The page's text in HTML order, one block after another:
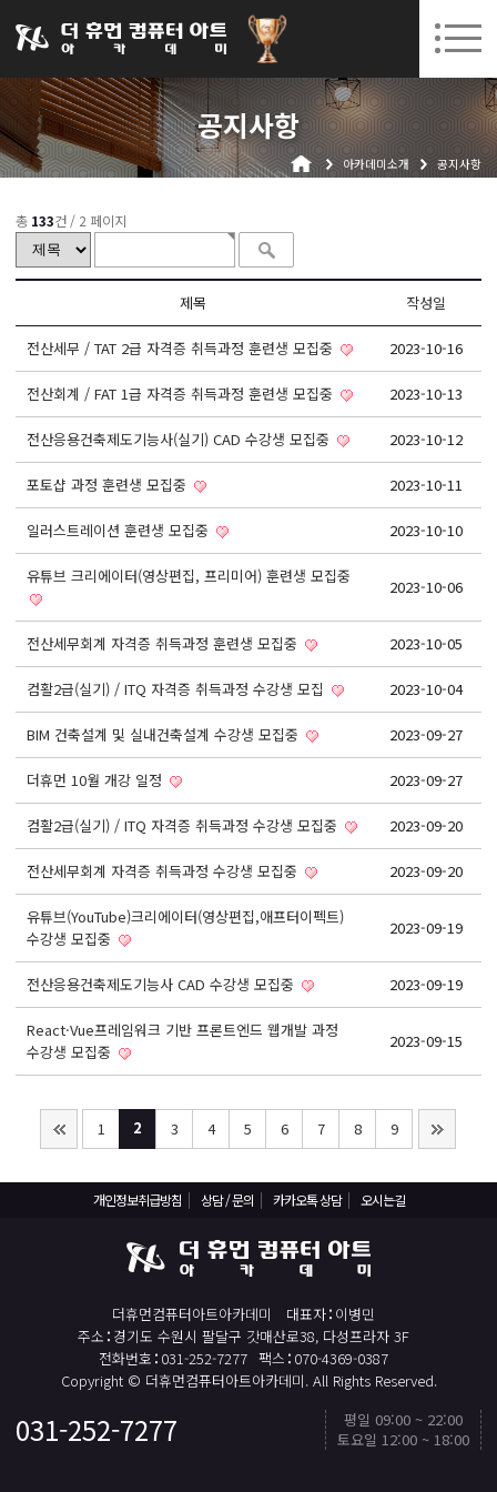
031-252-7277 수원캠퍼스 개강 08. 12.(수)
회원가입 고객센터
공지사항
아카데미소개 공지사항
총 133건 / 2 페이지
제목 작성일
전산세무 / TAT 2급 자격증 취득과정 훈련생 모집중 2023-10-16
전산회계 / FAT 1급 자격증 취득과정 훈련생 모집중 2023-10-13
전산응용건축제도기능사(실기) CAD 수강생 모집중 2023-10-12
포토샵 과정 훈련생 모집중 2023-10-11
일러스트레이션 훈련생 모집중 2023-10-10
유튜브 크리에이터(영상편집, 프리미어) 훈련생 모집중
2023-10-06
전산세무회계 자격증 취득과정 훈련생 모집중 2023-10-05
컴활2급(실기) / ITQ 자격증 취득과정 수강생 모집 2023-10-04
BIM 건축설계 및 실내건축설계 수강생 모집중 2023-09-27
더휴먼 10월 개강 일정 2023-09-27
컴활2급(실기) / ITQ 자격증 취득과정 수강생 모집중 2023-09-20
전산세무회계 자격증 취득과정 수강생 모집중 2023-09-20
유튜브(YouTube)크리에이터(영상편집,애프터이펙트)
수강생 모집중
2023-09-19
전산응용건축제도기능사 CAD 수강생 모집중 2023-09-19
React·Vue프레임워크 기반 프론트엔드 웹개발 과정
수강생 모집중
2023-09-15
1 2 3 4 5 6 7 8 9
개인정보취급방침 상담 / 문의 카카오톡 상담 오시는길
더휴먼컴퓨터아트아카데미 대표자 이병민
주소 경기도 수원시 팔달구 갓매산로38, 다성프라자 3F
전화번호 031-252-7277 팩스 070-4369-0387
Copyright © 더휴먼컴퓨터아트아카데미. All Rights Reserved.
031-252-7277
평일 09:00 ~ 22:00
토요일 12:00 ~ 18:00
TOP
아카데미소개
인사말
시설안내
오시는길
공지사항
국비지원 무료교육
생성형AI
실업자
BIM 건축설계 및 실내건축설계(캐드(CAD),맥스(MAX),레빗(REVIT))실무자 양성과정
React, Veu 프레임워크 기반 프론트엔드 개발 양성 지원
반응형/웹퍼블리셔/프론트엔드 웹개발자(웹디자인)
반응형/웹퍼블리셔/프론트엔드 웹개발자(웹디자인기능사 과정평가형)
자바(Java)기반 JSP/스프링 웹개발자(정보처리산업기사)(과정평가형)
디지털컨버전스 자바(JAVA)개발자(전자정부 프레임워크/SPRING)
컴퓨터활용능력2급(필기+실기) 및 ITQ자격증 취득(한글,엑셀,파워포인트)
전기기능사(필기+실기) 자격증 취득과정
직업상담사 2급 (필기+실기) 자격증 취득과정
재직자/일반
포토샵 자격증 취득과정(GTQ1급)
전산회계 1급 / FAT 1급 자격증 취득과정
기초회계원리 및 전산회계2급 자격증 취득과정
ERP정보관리사(회계2급) / (인사2급) 자격증 취득과정
전산응용건축제도기능사(실기)
컴퓨터활용능력1급(컴활1급)
컴퓨터활용능력2급(엑셀실무)
ITQ(한글,엑셀,파워포인트)
파이썬 프로그래밍을 활용한 빅데이터 향상과정
유튜브(Youtube)크리에이터(영상편집,프리미어)
유튜브(YouTube)크리에이터(영상편집,애프터이펙트)
취업 PROCESS